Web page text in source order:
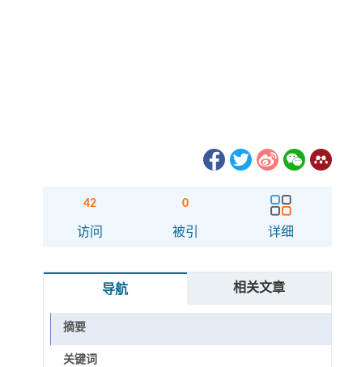
42
访问
0
被引 详细
导航 相关文章
摘要
关键词